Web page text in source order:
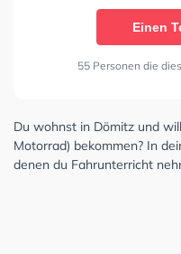
Einen
55 Personen die
Du wohnst in Dömitz und
Motorrad) bekommen? In
denen du Fahrunterricht